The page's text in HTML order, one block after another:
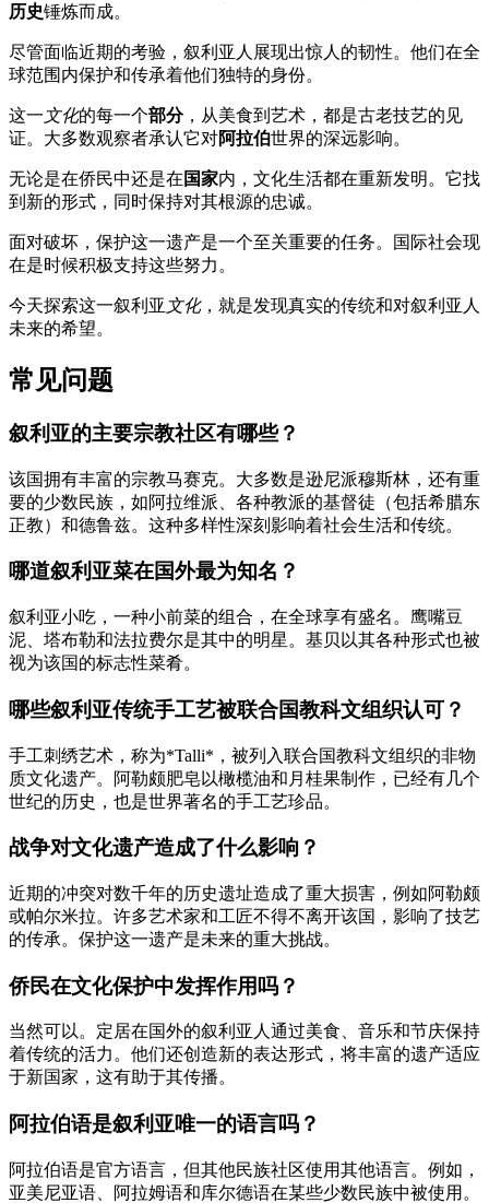
历史锤炼而成。
尽管面临近期的考验，叙利亚人展现出惊人的韧性。他们在全
球范围内保护和传承着他们独特的身份。
这一文化的每一个部分，从美食到艺术，都是古老技艺的见
证。大多数观察者承认它对阿拉伯世界的深远影响。
无论是在侨民中还是在 国家内，文化生活都在重新发明。它找
到新的形式，同时保持对其根源的忠诚。
面对破坏，保护这一遗产是一个至关重要的任务。国际社会现
在是时候积极支持这些努力。
今天探索这一叙利亚 文化，就是发现真实的传统和对叙利亚人
未来的希望。
常见问题
叙利亚的主要宗教社区有哪些？
该国拥有丰富的宗教马赛克。大多数是逊尼派穆斯林，还有重
要的少数民族，如阿拉维派、各种教派的基督徒（包括希腊东
正教）和德鲁兹。这种多样性深刻影响着社会生活和传统。
哪道叙利亚菜在国外最为知名？
叙利亚小吃，一种小前菜的组合，在全球享有盛名。鹰嘴豆
泥、塔布勒和法拉费尔是其中的明星。基贝以其各种形式也被
视为该国的标志性菜肴。
哪些叙利亚传统手工艺被联合国教科文组织认可？
手工刺绣艺术，称为*Talli*，被列入联合国教科文组织的非物
质文化遗产。阿勒颇肥皂以橄榄油和月桂果制作，已经有几个
世纪的历史，也是世界著名的手工艺珍品。
战争对文化遗产造成了什么影响？
近期的冲突对数千年的历史遗址造成了重大损害，例如阿勒颇
或帕尔米拉。许多艺术家和工匠不得不离开该国，影响了技艺
的传承。保护这一遗产是未来的重大挑战。
侨民在文化保护中发挥作用吗？
当然可以。定居在国外的叙利亚人通过美食、音乐和节庆保持
着传统的活力。他们还创造新的表达形式，将丰富的遗产适应
于新国家，这有助于其传播。
阿拉伯语是叙利亚唯一的语言吗？
阿拉伯语是官方语言，但其他民族社区使用其他语言。例如，
亚美尼亚语、阿拉姆语和库尔德语在某些少数民族中被使用。